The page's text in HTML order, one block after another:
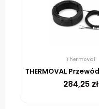
Thermoval
284,25 zł